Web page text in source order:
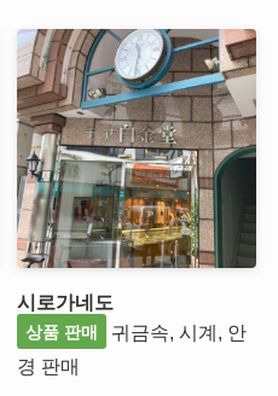
시로가네도
상품 판매
귀금속, 시계, 안
경 판매